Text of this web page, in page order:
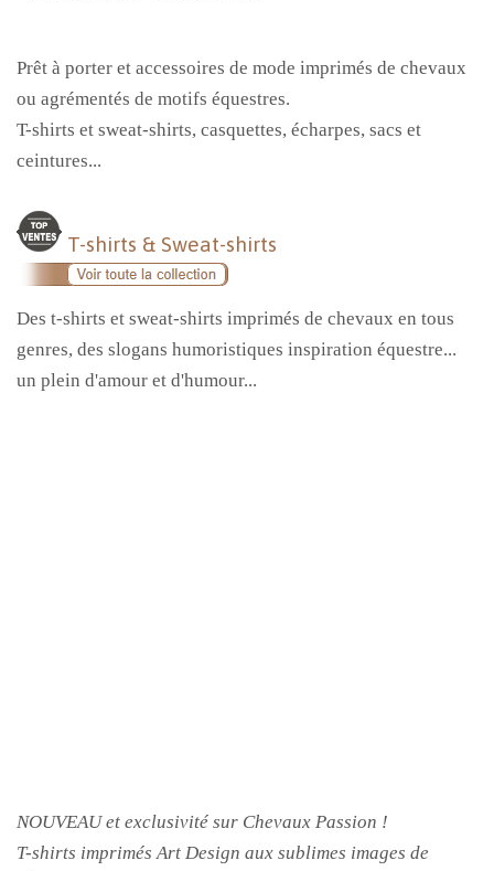
Prêt à porter et accessoires de mode imprimés de chevaux
ou agrémentés de motifs équestres.
T-shirts et sweat-shirts, casquettes, écharpes, sacs et
ceintures...
T-shirts & Sweat-shirts
Des t-shirts et sweat-shirts imprimés de chevaux en tous
genres, des slogans humoristiques inspiration équestre...
un plein d'amour et d'humour...
NOUVEAU et exclusivité sur Chevaux Passion !
T-shirts imprimés Art Design aux sublimes images de